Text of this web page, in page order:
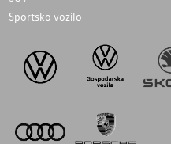
Sportsko vozilo